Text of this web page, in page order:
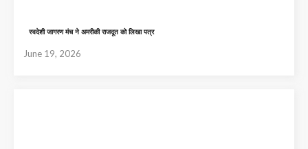
स्वदेशी जागरण मंच ने अमरीकी राजदूत को लिखा पत्र
June 19, 2026